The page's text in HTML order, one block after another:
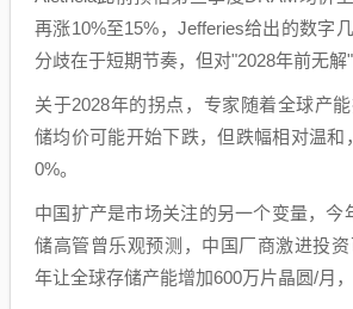
再涨10%至15%，Jefferies给出的数字
分歧在于短期节奏，但对"2028年前无解
关于2028年的拐点，专家随着全球产
储均价可能开始下跌，但跌幅相对温和
0%。
中国扩产是市场关注的另一个变量，今
储高管曾乐观预测，中国厂商激进投
年让全球存储产能增加600万片晶圆/月